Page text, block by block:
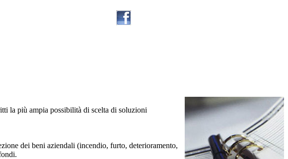
la più ampia possibilità di scelta di soluzioni
dei beni aziendali (incendio, furto, deterioramento,